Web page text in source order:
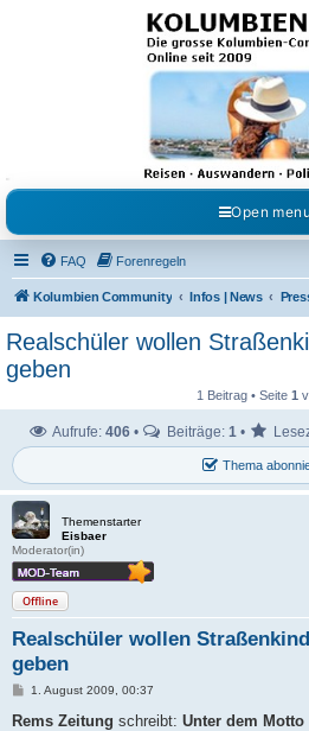
Kolumbienforum - Das
grosse Forum der
Freunde Kolumbiens
Reisen, Auswandern, Kultur, Politik, Geschichte und
Austausch, Erfahrungen und Gemeinschaft im
Open menu
FAQ Forenregeln
Kolumbien Community Infos | News
Realschüler wollen
geben
1 Beitrag • Seite 1
Thema
Aufrufe: 406 • Beiträge: 1 •
Themenstarter
Eisbaer
Moderator(in)
Offline
Realschüler wollen
geben
B
i
1. August 2009, 00:37
Rems Zeitung schreibt: Unter dem Motto